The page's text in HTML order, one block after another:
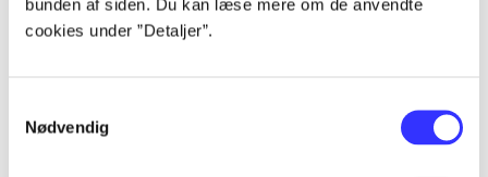
bunden af siden. Du kan læse mere om de anvendte
cookies under ”Detaljer”.
Nødvendig
Artikler